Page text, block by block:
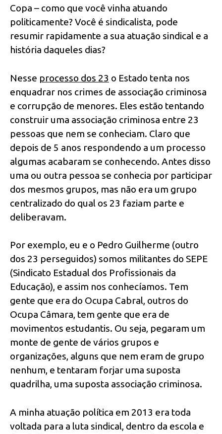
Copa – como que você vinha atuando
politicamente? Você é sindicalista, pode
resumir rapidamente a sua atuação sindical e a
história daqueles dias?
Nesse processo dos 23 o Estado tenta nos
enquadrar nos crimes de associação criminosa
e corrupção de menores. Eles estão tentando
construir uma associação criminosa entre 23
pessoas que nem se conheciam. Claro que
depois de 5 anos respondendo a um processo
algumas acabaram se conhecendo. Antes disso
uma ou outra pessoa se conhecia por participar
dos mesmos grupos, mas não era um grupo
centralizado do qual os 23 faziam parte e
deliberavam.
Por exemplo, eu e o Pedro Guilherme (outro
dos 23 perseguidos) somos militantes do SEPE
(Sindicato Estadual dos Profissionais da
Educação), e assim nos conhecíamos. Tem
gente que era do Ocupa Cabral, outros do
Ocupa Câmara, tem gente que era de
movimentos estudantis. Ou seja, pegaram um
monte de gente de vários grupos e
organizações, alguns que nem eram de grupo
nenhum, e tentaram forjar uma suposta
quadrilha, uma suposta associação criminosa.
A minha atuação política em 2013 era toda
voltada para a luta sindical, dentro da escola e